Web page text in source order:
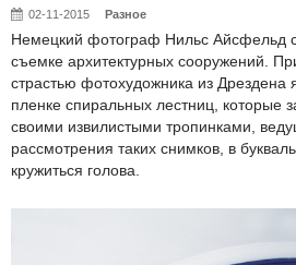
02-11-2015 Разное
Немецкий фотограф Нильс Айсфельд
съемке архитектурных сооружений.
страстью фотохудожника из Дрездена
пленке спиральных лестниц, которые
своими извилистыми тропинками,
рассмотрения таких снимков, в
кружиться голова.